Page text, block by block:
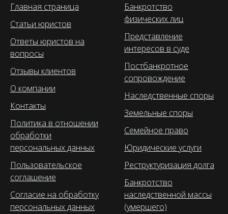
Главная страница
Статьи юристов
Ответы юристов на
вопросы
Отзывы клиентов
О компании
Контакты
Политика в отношении
обработки
персональных данных
Пользовательское
соглашение
Согласие на обработку
персональных данных
Банкротство
физических лиц
Представление
интересов в суде
Постбанкротное
сопровождение
Наследственные споры
Земельные споры
Семейное право
Юридические услуги
Реструктуризация долга
Банкротство
наследственной массы
(умершего)